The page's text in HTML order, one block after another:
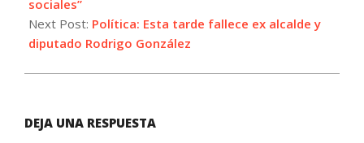
sociales”
Next Post: Política: Esta tarde fallece ex alcalde y
diputado Rodrigo González
DEJA UNA RESPUESTA